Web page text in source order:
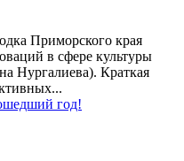
Приморского края
в сфере культуры
Нургалиева). Краткая
год!